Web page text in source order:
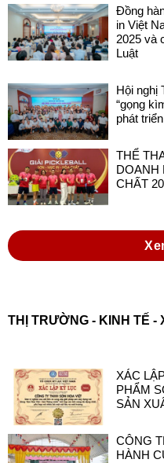
Đồng
in Việt
2025 và
Luật
Hội nghị
“gọng
phát
THỂ
DOANH
CHẤT
THỊ TRƯỜNG - KINH TẾ -
XÁC
PHẨM
SẢN
CÔNG
HÀNH